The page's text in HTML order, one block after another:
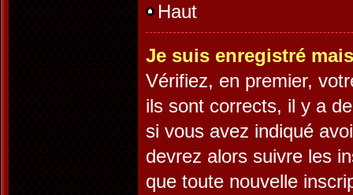
Haut
Je suis enregistré
Vérifiez, en premier,
ils sont corrects, il y a
si vous avez indiqué
devrez alors suivre les
que toute nouvelle